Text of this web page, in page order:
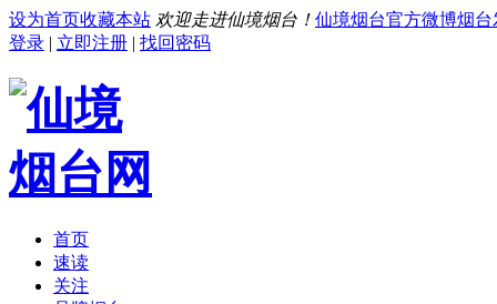
设为首页收藏本站 欢迎走进仙境烟台！ 仙境烟台官方微博烟台
登录 | 立即注册 | 找回密码
首页
速读
关注